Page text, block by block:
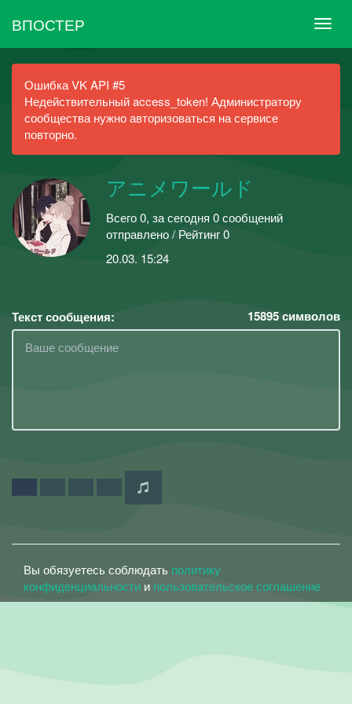
ВПОСТЕР
Ошибка VK API #5
Недействительный access_token! Администратору
сообщества нужно авторизоваться на сервисе
повторно.
アニメワールド
Всего 0, за сегодня 0 сообщений
отправлено / Рейтинг 0
20.03. 15:24
Текст сообщения: 15895символов
Вы обязуетесь соблюдать политику
конфиденциальности и пользовательское соглашение